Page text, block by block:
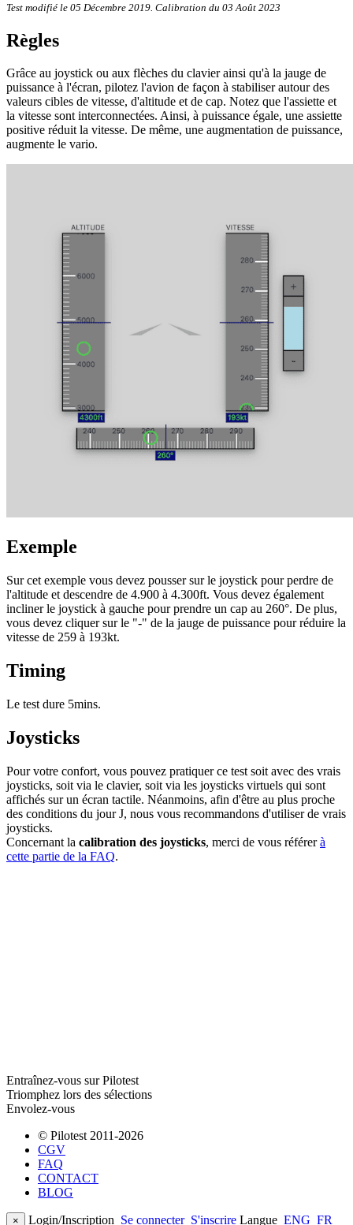
Test modifié le 05 Décembre 2019. Calibration du 03 Août 2023
Règles
Grâce au joystick ou aux flèches du clavier ainsi qu'à la jauge de
puissance à l'écran, pilotez l'avion de façon à stabiliser autour des
valeurs cibles de vitesse, d'altitude et de cap. Notez que l'assiette et
la vitesse sont interconnectées. Ainsi, à puissance égale, une assiette
positive réduit la vitesse. De même, une augmentation de puissance,
augmente le vario.
Exemple
Sur cet exemple vous devez pousser sur le joystick pour perdre de
l'altitude et descendre de 4.900 à 4.300ft. Vous devez également
incliner le joystick à gauche pour prendre un cap au 260°. De plus,
vous devez cliquer sur le "-" de la jauge de puissance pour réduire la
vitesse de 259 à 193kt.
Timing
Le test dure 5mins.
Joysticks
Pour votre confort, vous pouvez pratiquer ce test soit avec des vrais
joysticks, soit via le clavier, soit via les joysticks virtuels qui sont
affichés sur un écran tactile. Néanmoins, afin d'être au plus proche
des conditions du jour J, nous vous recommandons d'utiliser de vrais
joysticks.
Concernant la calibration des joysticks, merci de vous référerà
cette partie de la FAQ.
Entraînez-vous sur Pilotest
Triomphez lors des sélections
Envolez-vous
© Pilotest 2011-2026
CGV
FAQ
CONTACT
BLOG
× Login/Inscription Se connecter S'inscrire Langue ENG FR